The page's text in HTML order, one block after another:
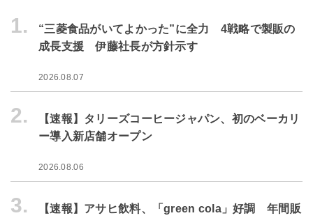
1.
“三菱食品がいてよかった”に全力 4戦略で製販の
成長支援 伊藤社長が方針示す
2026.08.07
2.
【速報】タリーズコーヒージャパン、初のベーカリ
ー導入新店舗オープン
2026.08.06
3.
【速報】アサヒ飲料、「green cola」好調 年間販